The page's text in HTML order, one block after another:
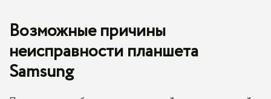
Возможные причины
неисправности планшета
Samsung